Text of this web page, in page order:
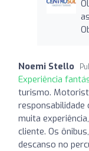
Noemi Stello
Experiência
turismo.
responsabilidade
muita
cliente. Os
descanso no